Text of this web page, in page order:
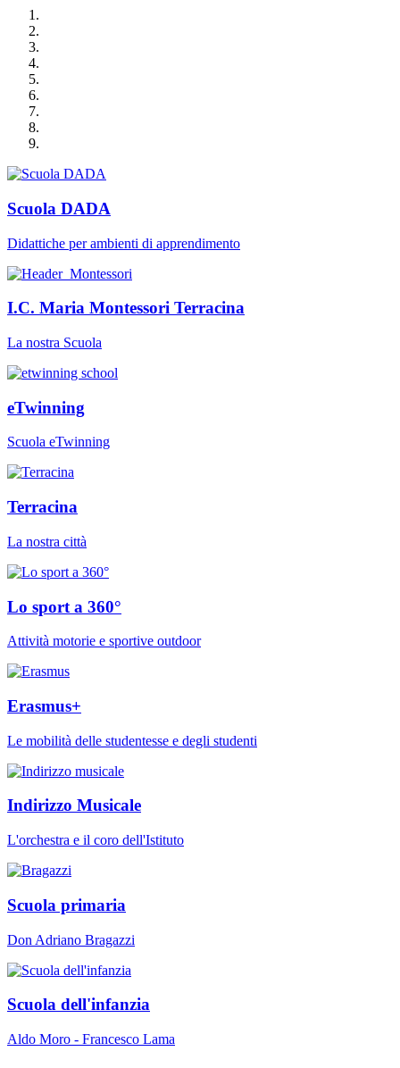
Scuola DADA
Didattiche per ambienti di apprendimento
I.C. Maria Montessori Terracina
La nostra Scuola
eTwinning
Scuola eTwinning
Terracina
La nostra città
Lo sport a 360°
Attività motorie e sportive outdoor
Erasmus+
Le mobilità delle studentesse e degli studenti
Indirizzo Musicale
L'orchestra e il coro dell'Istituto
Scuola primaria
Don Adriano Bragazzi
Scuola dell'infanzia
Aldo Moro - Francesco Lama